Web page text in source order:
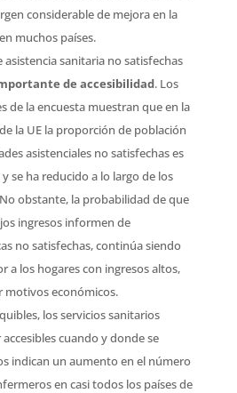
considerable de mejora en la
muchos países.
asistencia sanitaria no satisfechas
de accesibilidad. Los
de la encuesta muestran que en la
la UE la proporción de población
asistenciales no satisfechas es
se ha reducido a lo largo de los
obstante, la probabilidad de que
ingresos informen de
no satisfechas, continúa siendo
a los hogares con ingresos altos,
motivos económicos.
los servicios sanitarios
cuando y donde se
indican un aumento en el número
en casi todos los países de